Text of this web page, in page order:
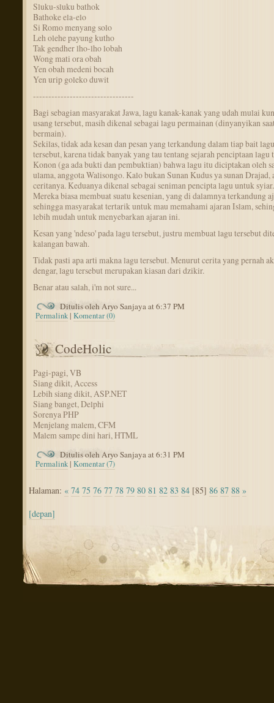
Sluku-sluku bathok
Bathoke ela-elo
Si Romo menyang solo
Leh olehe payung kutho
Tak gendher lho-lho lobah
Wong mati ora obah
Yen obah medeni bocah
Yen urip goleko duwit
---------------------------------
Bagi sebagian masyarakat Jawa, lagu kanak-kanak yang udah mulai
usang tersebut, masih dikenal sebagai lagu permainan (dinyanyikan
bermain).
Sekilas, tidak ada kesan dan pesan yang terkandung dalam tiap bait lagu
tersebut, karena tidak banyak yang tau tentang sejarah penciptaan lagu
Konon (ga ada bukti dan pembuktian) bahwa lagu itu diciptakan oleh
ulama, anggota Walisongo. Kalo bukan Sunan Kudus ya sunan Drajad,
ceritanya. Keduanya dikenal sebagai seniman pencipta lagu untuk syiar.
Mereka biasa membuat suatu kesenian, yang di dalamnya terkandung
sehingga masyarakat tertarik untuk mau memahami ajaran Islam,
lebih mudah untuk menyebarkan ajaran ini.
Kesan yang 'ndeso' pada lagu tersebut, justru membuat lagu tersebut
kalangan bawah.
Tidak pasti apa arti makna lagu tersebut. Menurut cerita yang pernah
dengar, lagu tersebut merupakan kiasan dari dzikir.
Benar atau salah, i'm not sure...
Ditulis oleh Aryo Sanjaya at 6:37 PM
Permalink |Komentar (0)
CodeHolic
Pagi-pagi, VB
Siang dikit, Access
Lebih siang dikit, ASP.NET
Siang banget, Delphi
Sorenya PHP
Menjelang malem, CFM
Malem sampe dini hari, HTML
Ditulis oleh Aryo Sanjaya at 6:31 PM
Permalink |Komentar (7)
Halaman: « 74 75 76 77 78 79 80 81 82 83 84 [85] 86 87 88 »
[depan]